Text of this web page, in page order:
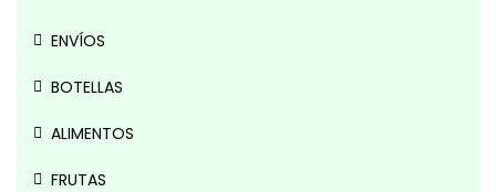
ENVÍOS
BOTELLAS
ALIMENTOS
FRUTAS